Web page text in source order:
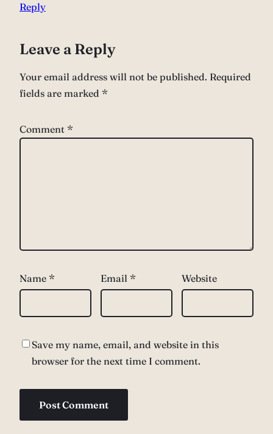
Reply
Leave a Reply
Your email address will not be published. Required
fields are marked *
Comment *
Name * Email * Website
Save my name, email, and website in this
browser for the next time I comment.